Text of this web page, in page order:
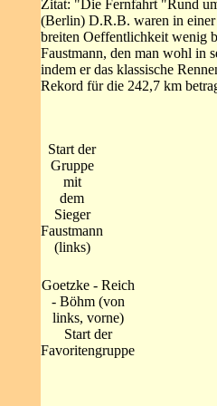
Zitat: "Die Fernfahrt "Rund
(Berlin) D.R.B. waren in einer
breiten Oeffentlichkeit wenig
Faustmann, den man wohl in
indem er das klassische
Rekord für die 242,7 km
Start der
Gruppe
mit
dem
Sieger
Faustmann
(links)
Goetzke - Reich
- Böhm (von
links, vorne)
Start der
Favoritengruppe